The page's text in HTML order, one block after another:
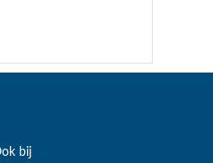
bij